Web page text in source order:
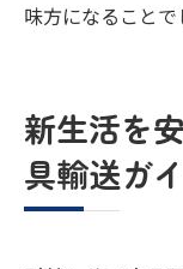
味方になることで
新生活を
具輸送ガ